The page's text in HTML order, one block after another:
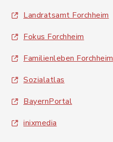
Landratsamt Forchheim
Fokus Forchheim
Familienleben Forchheim
Sozialatlas
BayernPortal
inixmedia